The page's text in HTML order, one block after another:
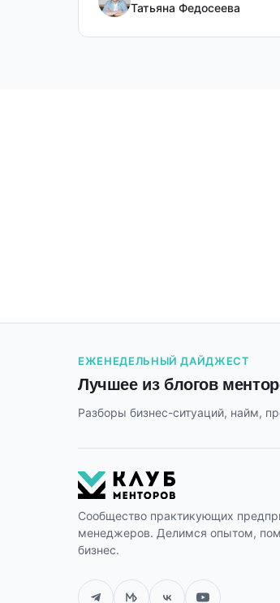
Татьяна Федосеева
ЕЖЕНЕДЕЛЬНЫЙ ДАЙДЖЕСТ
Лучшее из блогов
Разборы бизнес-ситуаций, найм,
Сообщество практикующих
менеджеров. Делимся опытом,
бизнес.